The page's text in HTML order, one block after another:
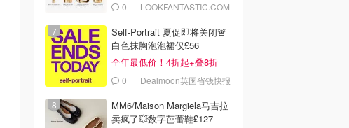
0 LOOKFANTASTIC.COM
Self-Portrait 夏促即将关闭🚨
白色抹胸泡泡裙仅£56
全年最低价！4折起+叠8折
0 Dealmoon英国省钱快报
MM6/Maison Margiela马吉拉
卖疯了💥数字芭蕾鞋£127